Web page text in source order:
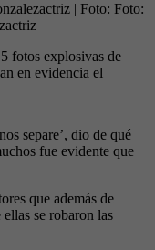
| Foto: Foto:
fotos explosivas de
en evidencia el
separe’, dio de qué
fue evidente que
que además de
se robaron las